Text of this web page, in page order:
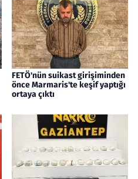
FETÖ'nün suikast girişiminden
önce Marmaris'te keşif yaptığı
ortaya çıktı